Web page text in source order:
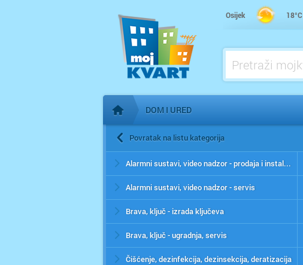
Osijek 18°C
Početna stranica
DOM I URED
Povratak na listu kategorija
Alarmni sustavi, video nadzor - prodaja i instalacija
Alarmni sustavi, video nadzor - servis
Brava, ključ - izrada ključeva
Brava, ključ - ugradnja, servis
Čišćenje, dezinfekcija, dezinsekcija, deratizacija